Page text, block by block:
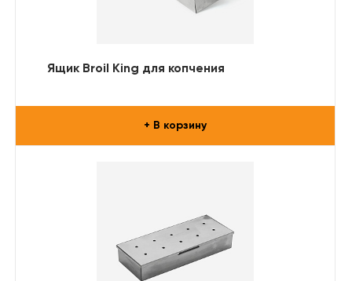
Ящик Broil King для копчения
+ В корзину